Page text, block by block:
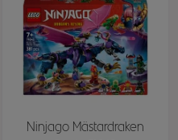
Ninjago Mästardraken